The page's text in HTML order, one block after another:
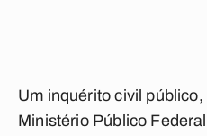
Um inquérito civil
Ministério Público